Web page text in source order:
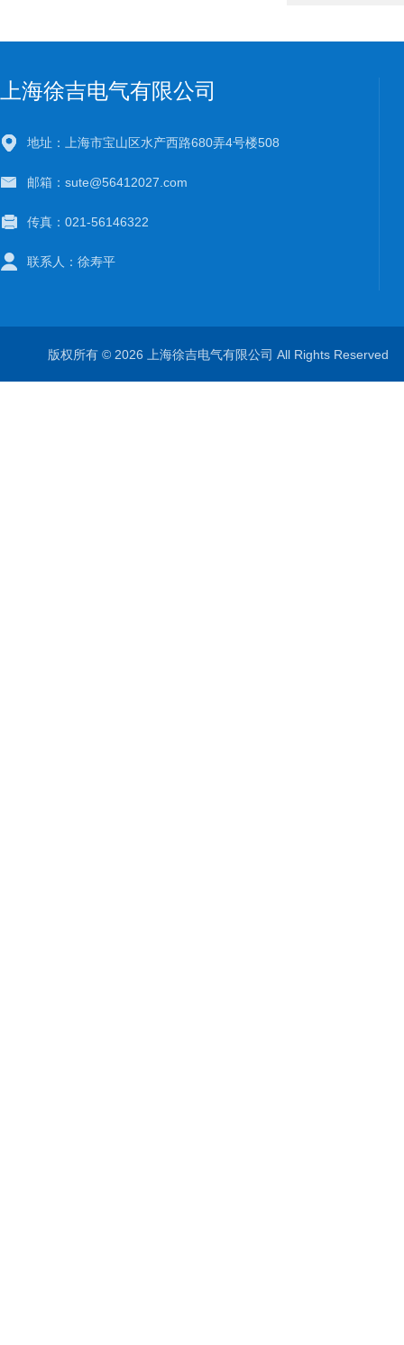
上海徐吉电气有限公司
地址：上海市宝山区水产西路680弄4号楼508
邮箱：sute@56412027.com
传真：021-56146322
联系人：徐寿平
版权所有 © 2026 上海徐吉电气有限公司 All Rights